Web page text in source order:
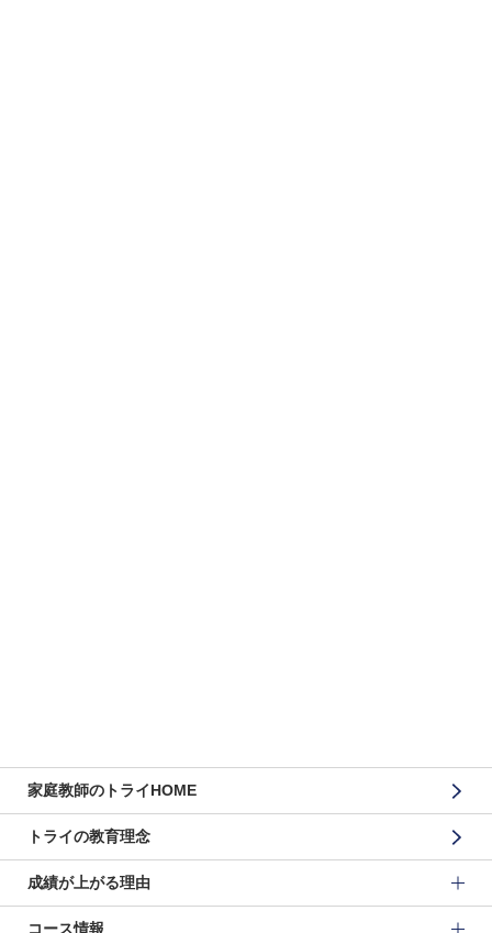
家庭教師のトライHOME
トライの教育理念
成績が上がる理由
コース情報